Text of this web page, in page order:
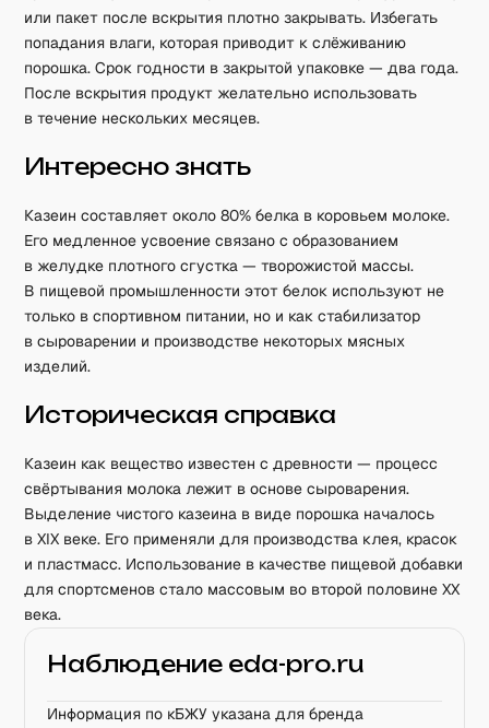
или пакет после вскрытия плотно закрывать. Избегать
попадания влаги, которая приводит к слёживанию
порошка. Срок годности в закрытой упаковке — два года.
После вскрытия продукт желательно использовать
в течение нескольких месяцев.
Интересно знать
Казеин составляет около 80% белка в коровьем молоке.
Его медленное усвоение связано с образованием
в желудке плотного сгустка — творожистой массы.
В пищевой промышленности этот белок используют не
только в спортивном питании, но и как стабилизатор
в сыроварении и производстве некоторых мясных
изделий.
Историческая справка
Казеин как вещество известен с древности — процесс
свёртывания молока лежит в основе сыроварения.
Выделение чистого казеина в виде порошка началось
в XIX веке. Его применяли для производства клея, красок
и пластмасс. Использование в качестве пищевой добавки
для спортсменов стало массовым во второй половине XX
века.
Наблюдение eda-pro.ru
Информация по кБЖУ указана для бренда